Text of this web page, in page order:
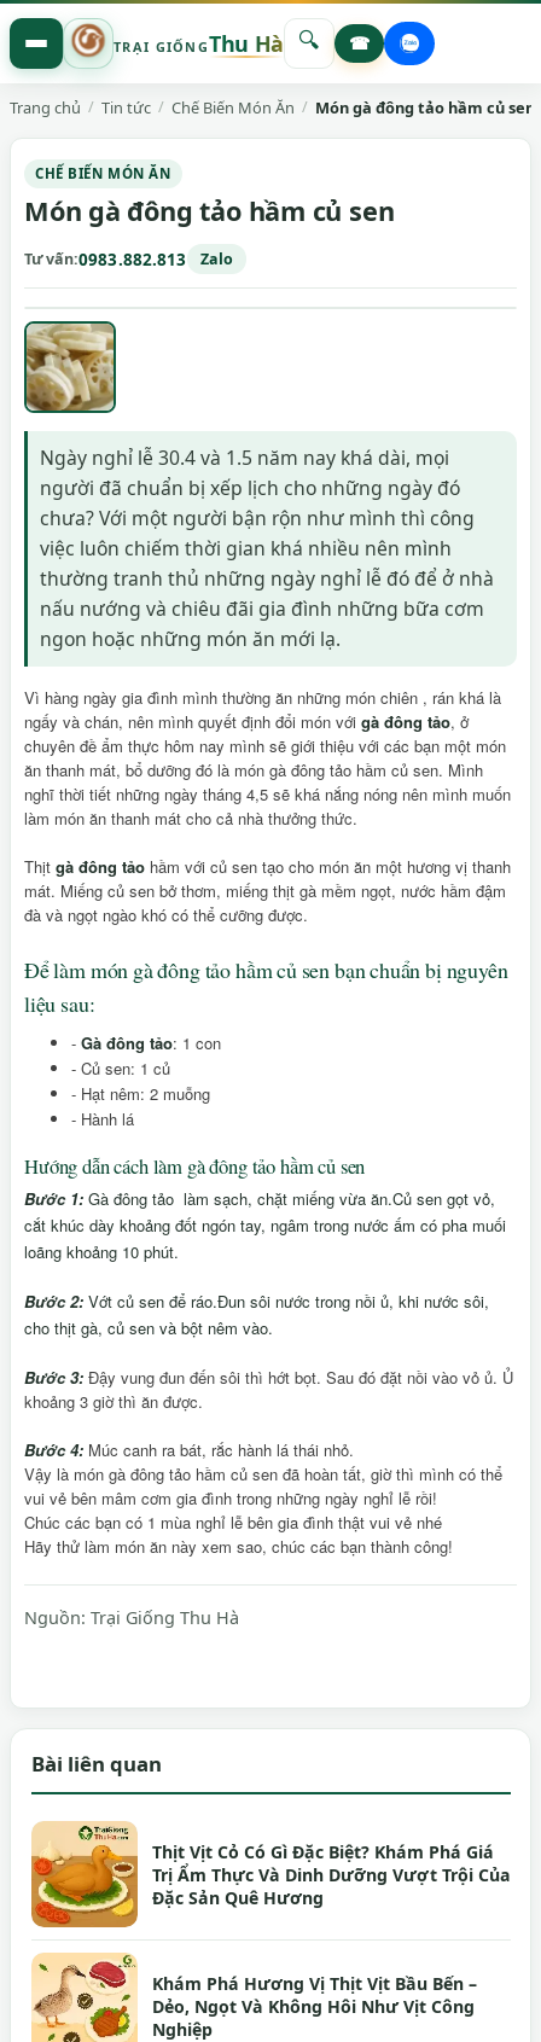
TRẠI GIỐNGThu Hà 🔍 ☎
Trang chủ Tin tức Chế Biến Món Ăn Món gà đông tảo hầm củ sen
CHẾ BIẾN MÓN ĂN
Món gà đông tảo hầm củ sen
Tư vấn 0983.882.813 Zalo
Ngày nghỉ lễ 30.4 và 1.5 năm nay khá dài, mọi
người đã chuẩn bị xếp lịch cho những ngày đó
chưa? Với một người bận rộn như mình thì công
việc luôn chiếm thời gian khá nhiều nên mình
thường tranh thủ những ngày nghỉ lễ đó để ở nhà
nấu nướng và chiêu đãi gia đình những bữa cơm
ngon hoặc những món ăn mới lạ.
Vì hàng ngày gia đình mình thường ăn những món chiên , rán khá là
ngấy và chán, nên mình quyết định đổi món với gà đông tảo, ở
chuyên đề ẩm thực hôm nay mình sẽ giới thiệu với các bạn một món
ăn thanh mát, bổ dưỡng đó là món gà đông tảo hầm củ sen. Mình
nghĩ thời tiết những ngày tháng 4,5 sẽ khá nắng nóng nên mình muốn
làm món ăn thanh mát cho cả nhà thưởng thức.
Thịt gà đông tảo hầm với củ sen tạo cho món ăn một hương vị thanh
mát. Miếng củ sen bở thơm, miếng thịt gà mềm ngọt, nước hầm đậm
đà và ngọt ngào khó có thể cưỡng được.
Để làm món gà đông tảo hầm củ sen bạn chuẩn bị nguyên
liệu sau:
- Gà đông tảo: 1 con
- Củ sen: 1 củ
- Hạt nêm: 2 muỗng
- Hành lá
Hướng dẫn cách làm gà đông tảo hầm củ sen
Bước 1: Gà đông tảo làm sạch, chặt miếng vừa ăn.Củ sen gọt vỏ,
cắt khúc dày khoảng đốt ngón tay, ngâm trong nước ấm có pha muối
loãng khoảng 10 phút.
Bước 2: Vớt củ sen để ráo.Đun sôi nước trong nồi ủ, khi nước sôi,
cho thịt gà, củ sen và bột nêm vào.
Bước 3: Đậy vung đun đến sôi thì hớt bọt. Sau đó đặt nồi vào vỏ ủ. Ủ
khoảng 3 giờ thì ăn được.
Bước 4: Múc canh ra bát, rắc hành lá thái nhỏ.
Vậy là món gà đông tảo hầm củ sen đã hoàn tất, giờ thì mình có thể
vui vẻ bên mâm cơm gia đình trong những ngày nghỉ lễ rồi!
Chúc các bạn có 1 mùa nghỉ lễ bên gia đình thật vui vẻ nhé
Hãy thử làm món ăn này xem sao, chúc các bạn thành công!
Nguồn: Trại Giống Thu Hà
Bài liên quan
Thịt Vịt Cỏ Có Gì Đặc Biệt? Khám Phá Giá
Trị Ẩm Thực Và Dinh Dưỡng Vượt Trội Của
Đặc Sản Quê Hương
Khám Phá Hương Vị Thịt Vịt Bầu Bến –
Dẻo, Ngọt Và Không Hôi Như Vịt Công
Nghiệp